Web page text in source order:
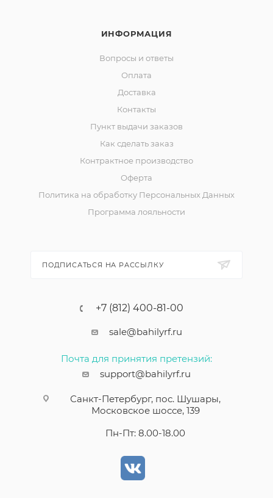
ИНФОРМАЦИЯ
Вопросы и ответы
Оплата
Доставка
Контакты
Пункт выдачи заказов
Как сделать заказ
Контрактное производство
Оферта
Политика на обработку Персональных Данных
Программа лояльности
ПОДПИСАТЬСЯ НА РАССЫЛКУ
+7 (812) 400-81-00
sale@bahilyrf.ru
Почта для принятия претензий:
support@bahilyrf.ru
Санкт-Петербург, пос. Шушары,
Московское шоссе, 139
Пн-Пт: 8.00-18.00